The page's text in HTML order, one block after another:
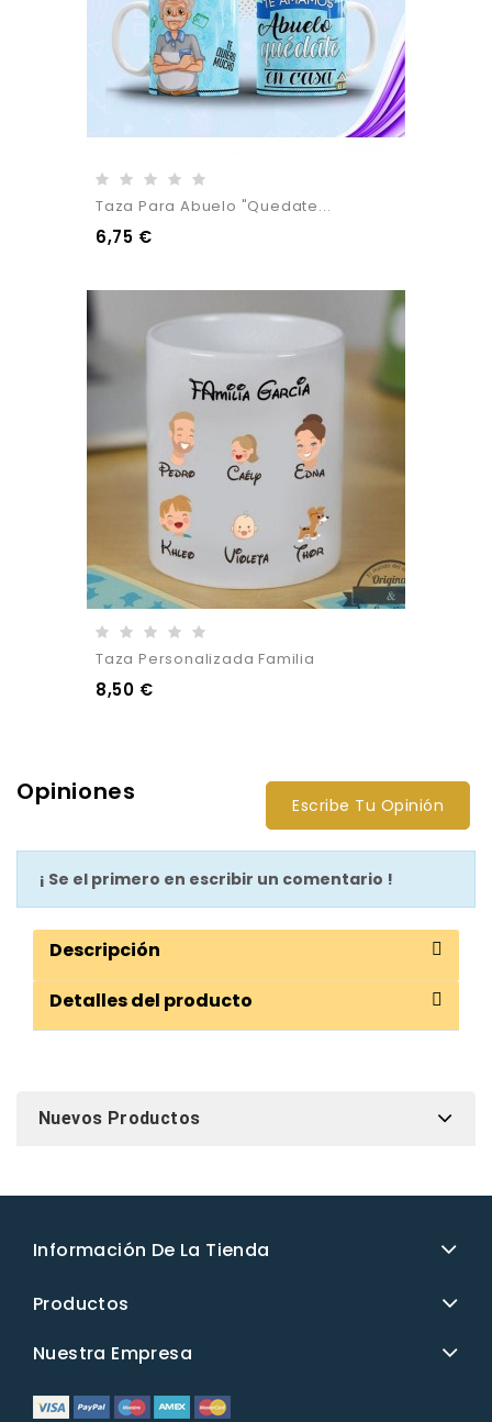
Taza Para Abuelo "Quedate...
6,75 €
Taza Personalizada Familia
8,50 €
Opiniones Escribe Tu Opinión
¡ Se el primero en escribir un comentario !
Descripción
Detalles del producto
Nuevos Productos
Información De La Tienda
Productos
Nuestra Empresa